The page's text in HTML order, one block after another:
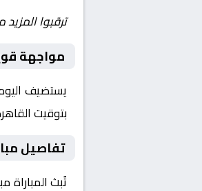
ترقبوا
مواجهة
بتوقيت
تفاصيل